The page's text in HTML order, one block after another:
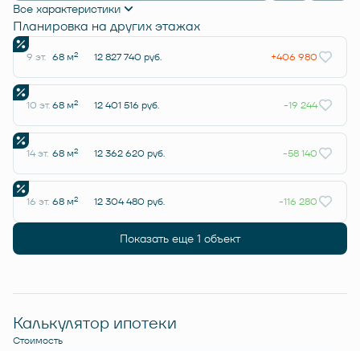
Все характеристики
Планировка на других этажах
9 эт. 68 м2 12 827 740 руб. +406 980
10 эт. 68 м2 12 401 516 руб. -19 244
14 эт. 68 м2 12 362 620 руб. -58 140
16 эт. 68 м2 12 304 480 руб. -116 280
Показать еще 1 объект
Калькулятор ипотеки
Стоимость